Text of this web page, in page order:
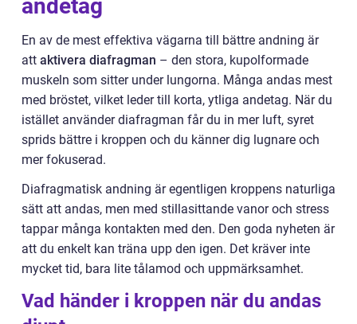
andetag
En av de mest effektiva vägarna till bättre andning är
att aktivera diafragman – den stora, kupolformade
muskeln som sitter under lungorna. Många andas mest
med bröstet, vilket leder till korta, ytliga andetag. När du
istället använder diafragman får du in mer luft, syret
sprids bättre i kroppen och du känner dig lugnare och
mer fokuserad.
Diafragmatisk andning är egentligen kroppens naturliga
sätt att andas, men med stillasittande vanor och stress
tappar många kontakten med den. Den goda nyheten är
att du enkelt kan träna upp den igen. Det kräver inte
mycket tid, bara lite tålamod och uppmärksamhet.
Vad händer i kroppen när du andas